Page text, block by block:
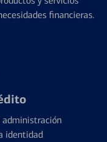
financieras.
administración
identidad